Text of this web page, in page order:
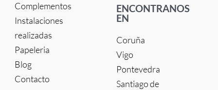
Complementos
Instalaciones
realizadas
Papeleria
Blog
Contacto
ENCONTRANOS
EN
Coruña
Vigo
Pontevedra
Santiago de